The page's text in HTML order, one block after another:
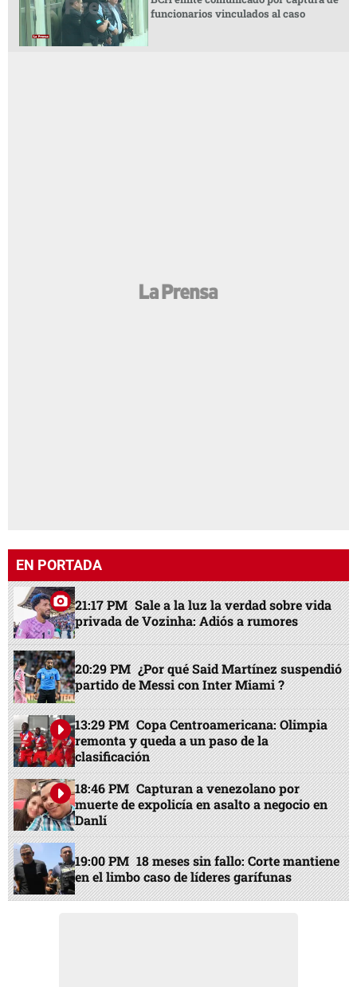
funcionarios vinculados al caso
EN PORTADA
21:17 PM Sale a la luz la verdad sobre vida
privada de Vozinha: Adiós a rumores
20:29 PM ¿Por qué Said Martínez suspendió
partido de Messi con Inter Miami ?
13:29 PM Copa Centroamericana: Olimpia
remonta y queda a un paso de la
clasificación
18:46 PM Capturan a venezolano por
muerte de expolicía en asalto a negocio en
Danlí
19:00 PM 18 meses sin fallo: Corte mantiene
en el limbo caso de líderes garífunas